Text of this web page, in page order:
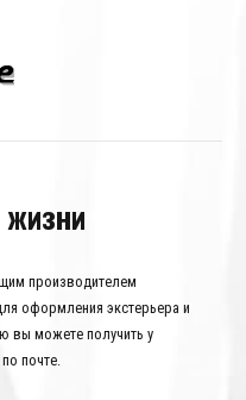
производителем
оформления экстерьера и
вы можете получить у
почте.